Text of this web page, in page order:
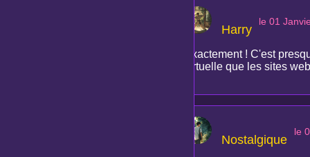
Harry
le 01
Exactement ! C'est
virtuelle que les sites
Nostalgique
le